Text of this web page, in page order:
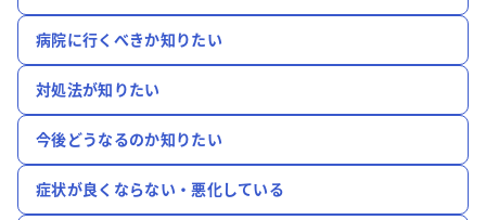
病院に行くべきか知りたい
対処法が知りたい
今後どうなるのか知りたい
症状が良くならない・悪化している